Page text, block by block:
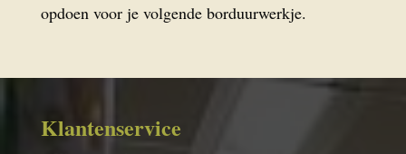
opdoen voor je volgende borduurwerkje.
Klantenservice